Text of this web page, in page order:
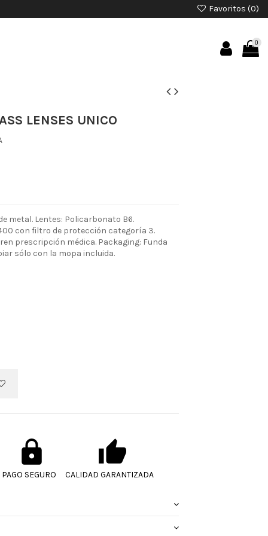
Favoritos (0)
0
LENSES UNICO
metal. Lentes: Policarbonato B6.
con filtro de protección categoría 3.
prescripción médica. Packaging: Funda
sólo con la mopa incluida.
PAGO SEGURO CALIDAD GARANTIZADA